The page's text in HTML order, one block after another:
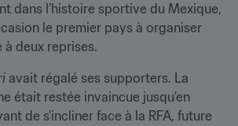
dans l’histoire sportive du Mexique,
le premier pays à organiser
à deux reprises.
avait régalé ses supporters. La
était restée invaincue jusqu’en
de s’incliner face à la RFA, future